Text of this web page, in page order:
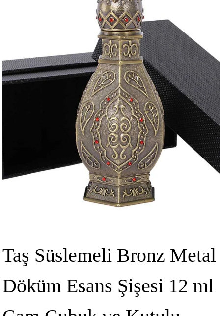
Taş Süslemeli Bronz Metal
Döküm Esans Şişesi 12 ml